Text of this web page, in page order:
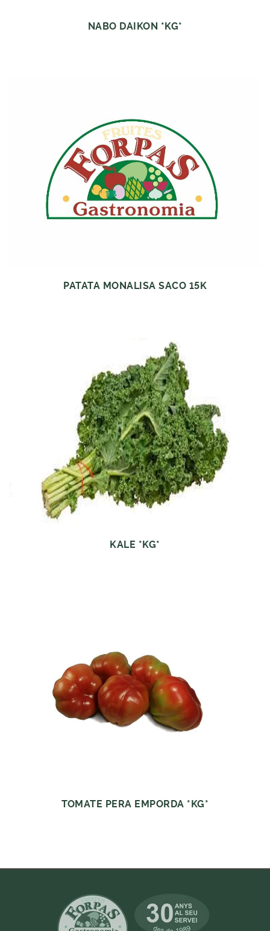
NABO DAIKON *KG*
PATATA MONALISA SACO 15K
KALE *KG*
TOMATE PERA EMPORDA *KG*